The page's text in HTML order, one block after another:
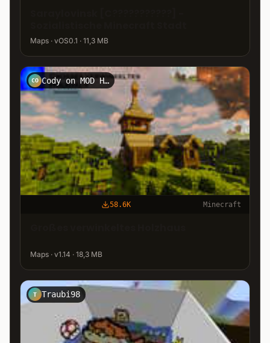
Maps · vOS0.1 · 11,3 MB
CO Cody on MOD HOSTER
58.6K Minecraft
Maps · v1.14 · 18,3 MB
T Traubi98